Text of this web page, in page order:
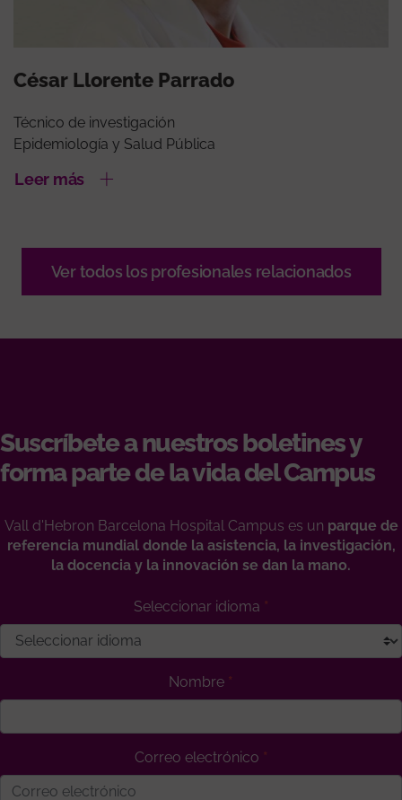
César Llorente Parrado
Técnico de investigación
Epidemiología y Salud Pública
Leer más
Ver todos los profesionales relacionados
Suscríbete a nuestros boletines y
forma parte de la vida del Campus
Vall d'Hebron Barcelona Hospital Campus es un parque de
referencia mundial donde la asistencia, la investigación,
la docencia y la innovación se dan la mano.
Seleccionar idioma
Nombre
Correo electrónico